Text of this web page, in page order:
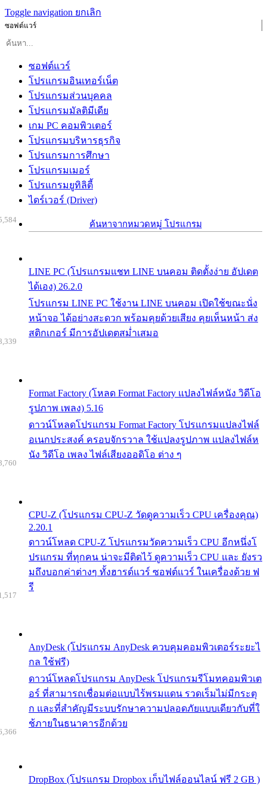
Toggle navigation ยกเลิก
ซอฟต์แวร์
ซอฟต์แวร์
โปรแกรมอินเทอร์เน็ต
โปรแกรมส่วนบุคคล
โปรแกรมมัลติมีเดีย
เกม PC คอมพิวเตอร์
โปรแกรมบริหารธุรกิจ
โปรแกรมการศึกษา
โปรแกรมเมอร์
โปรแกรมยูทิลิตี้
ไดร์เวอร์ (Driver)
ค้นหาจากหมวดหมู่ โปรแกรม
LINE PC (โปรแกรมแชท LINE บนคอม ติดตั้งง่าย อัปเดต
ได้เอง) 26.2.0
โปรแกรม LINE PC ใช้งาน LINE บนคอม เปิดใช้ขณะนั่ง
หน้าจอ ได้อย่างสะดวก พร้อมคุยด้วยเสียง คุยเห็นหน้า ส่ง
สติกเกอร์ มีการอัปเดตสม่ำเสมอ
Format Factory (โหลด Format Factory แปลงไฟล์หนัง วิดีโอ
รูปภาพ เพลง) 5.16
ดาวน์โหลดโปรแกรม Format Factory โปรแกรมแปลงไฟล์
อเนกประสงค์ ครอบจักรวาล ใช้แปลงรูปภาพ แปลงไฟล์ห
นัง วิดีโอ เพลง ไฟล์เสียงออดิโอ ต่าง ๆ
CPU-Z (โปรแกรม CPU-Z วัดดูความเร็ว CPU เครื่องคุณ)
2.20.1
ดาวน์โหลด CPU-Z โปรแกรมวัดความเร็ว CPU อีกหนึ่งโ
ปรแกรม ที่ทุกคน น่าจะมีติดไว้ ดูความเร็ว CPU และ ยังรว
มถึงบอกค่าต่างๆ ทั้งฮารด์แวร์ ซอฟต์แวร์ ในเครื่องด้วย ฟ
รี
AnyDesk (โปรแกรม AnyDesk ควบคุมคอมพิวเตอร์ระยะไ
กล ใช้ฟรี)
ดาวน์โหลดโปรแกรม AnyDesk โปรแกรมรีโมทคอมพิวเต
อร์ ที่สามารถเชื่อมต่อแบบไร้พรมแดน รวดเร็มไม่มีกระตุ
ก และที่สำคัญมีระบบรักษาความปลอดภัยแบบเดียวกับที่ใ
ช้ภายในธนาคารอีกด้วย
DropBox (โปรแกรม Dropbox เก็บไฟล์ออนไลน์ ฟรี 2 GB )